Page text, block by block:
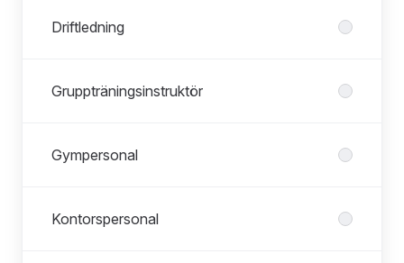
Driftledning
Gruppträningsinstruktör
Gympersonal
Kontorspersonal